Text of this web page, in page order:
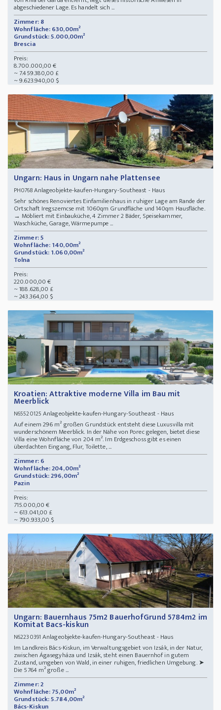
abgeschiedener Lage. Es handelt sich ...
Zimmer: 8
Wohnfläche: 630,00m²
Grundstück: 5.000,00m²
Brescia
Preis:
8.700.000,00 €
~ 7.459.380,00 £
~ 9.623.940,00 $
Ungarn: Haus in Ungarn nahe Plattensee
PH0768Anlageobjekte-kaufen-Hungary-Southeast - Haus
Sehr schönes Renoviertes Einfamilienhaus in ruhiger Lage am Rande der
Ortschaft Iregszemcse mit 1060qm Grundfläche und 140qm Hausfläche.
→ Möbliert mit Einbauküche, 4 Zimmer 2 Bäder, Speisekammer,
Waschküche, Garage, Wärmepumpe ...
Zimmer: 5
Wohnfläche: 140,00m²
Grundstück: 1.060,00m²
Tolna
Preis:
220.000,00 €
~ 188.628,00 £
~ 243.364,00 $
Kroatien: Attraktive moderne Villa im Bau mit
Meerblick
N65520125 Anlageobjekte-kaufen-Hungary-Southeast - Haus
Auf einem 296 m² großen Grundstück entsteht diese Luxusvilla mit
wunderschönem Meerblick. In der Nähe von Porec gelegen, bietet diese
Villa eine Wohnfläche von 204 m². Im Erdgeschoss gibt es einen
überdachten Eingang, Flur, Toilette, ...
Zimmer: 6
Wohnfläche: 204,00m²
Grundstück: 296,00m²
Pazin
Preis:
715.000,00 €
~ 613.041,00 £
~ 790.933,00 $
Ungarn: Bauernhaus 75m2 BauerhofGrund 5784m2 im
Komitat Bacs-kiskun
N62230391 Anlageobjekte-kaufen-Hungary-Southeast - Haus
Im Landkreis Bács-Kiskun, im Verwaltungsgebiet von Izsák, in der Natur,
zwischen Ágasegyháza und Izsák, steht einen Bauernhof in gutem
Zustand, umgeben von Wald, in einer ruhigen, friedlichen Umgebung. ➤
Die 5764 m² große ...
Zimmer: 2
Wohnfläche: 75,00m²
Grundstück: 5.784,00m²
Bács-Kiskun